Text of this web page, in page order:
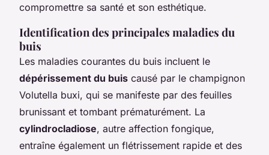
compromettre sa santé et son esthétique.
Identification des principales maladies du
buis
Les maladies courantes du buis incluent le
dépérissement du buis causé par le champignon
Volutella buxi, qui se manifeste par des feuilles
brunissant et tombant prématurément. La
cylindrocladiose, autre affection fongique,
entraîne également un flétrissement rapide et des